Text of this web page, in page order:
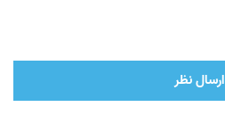
ارسال نظر